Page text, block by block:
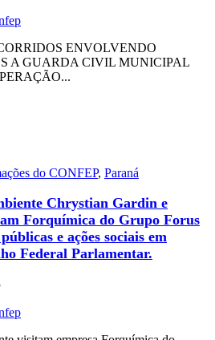
ENVOLVENDO
A GUARDA CIVIL MUNICIPAL
do CONFEP, Paraná
Chrystian Gardin e
Forquímica do Grupo Forus
e ações sociais em
Federal Parlamentar.